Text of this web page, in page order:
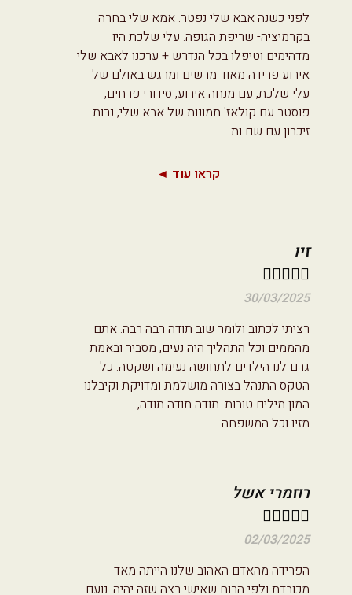
לפני כשנה אבא שלי נפטר. אמא שלי בחרה
בקרמיציה- שריפת הגופה. עלי שלכת היו
מדהימים וטיפלו בכל הנדרש + ערכנו לאבא שלי
אירוע פרידה מאוד מרשים ומרגש באולם של
עלי שלכת, עם מנחה אירוע, סידורי פרחים,
פוסטר עם קולאז' תמונות של אבא שלי, נרות
זיכרון עם שם ות...
קראו עוד ◄
זיו

30/03/2025
רציתי לכתוב ולומר שוב תודה רבה רבה. אתם
מהממים וכל התהליך היה נעים, מסביר ובאמת
גרם לנו הילדים לתחושה נעימה ושקטה. כל
הטקס התנהל בצורה מושלמת ומדויקת וקיבלנו
המון מילים טובות. תודה תודה תודה,
מזיו וכל המשפחה
רוזמרי אשל

02/03/2025
הפרידה מהאדם האהוב שלנו הייתה מאד
מכובדת ולפי הרוח שאישי רצה שזה יהיה. נועם